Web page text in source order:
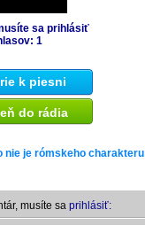
sa prihlásiť
1
k piesni
do rádia
nie je rómskeho charakteru
musíte sa prihlásiť: